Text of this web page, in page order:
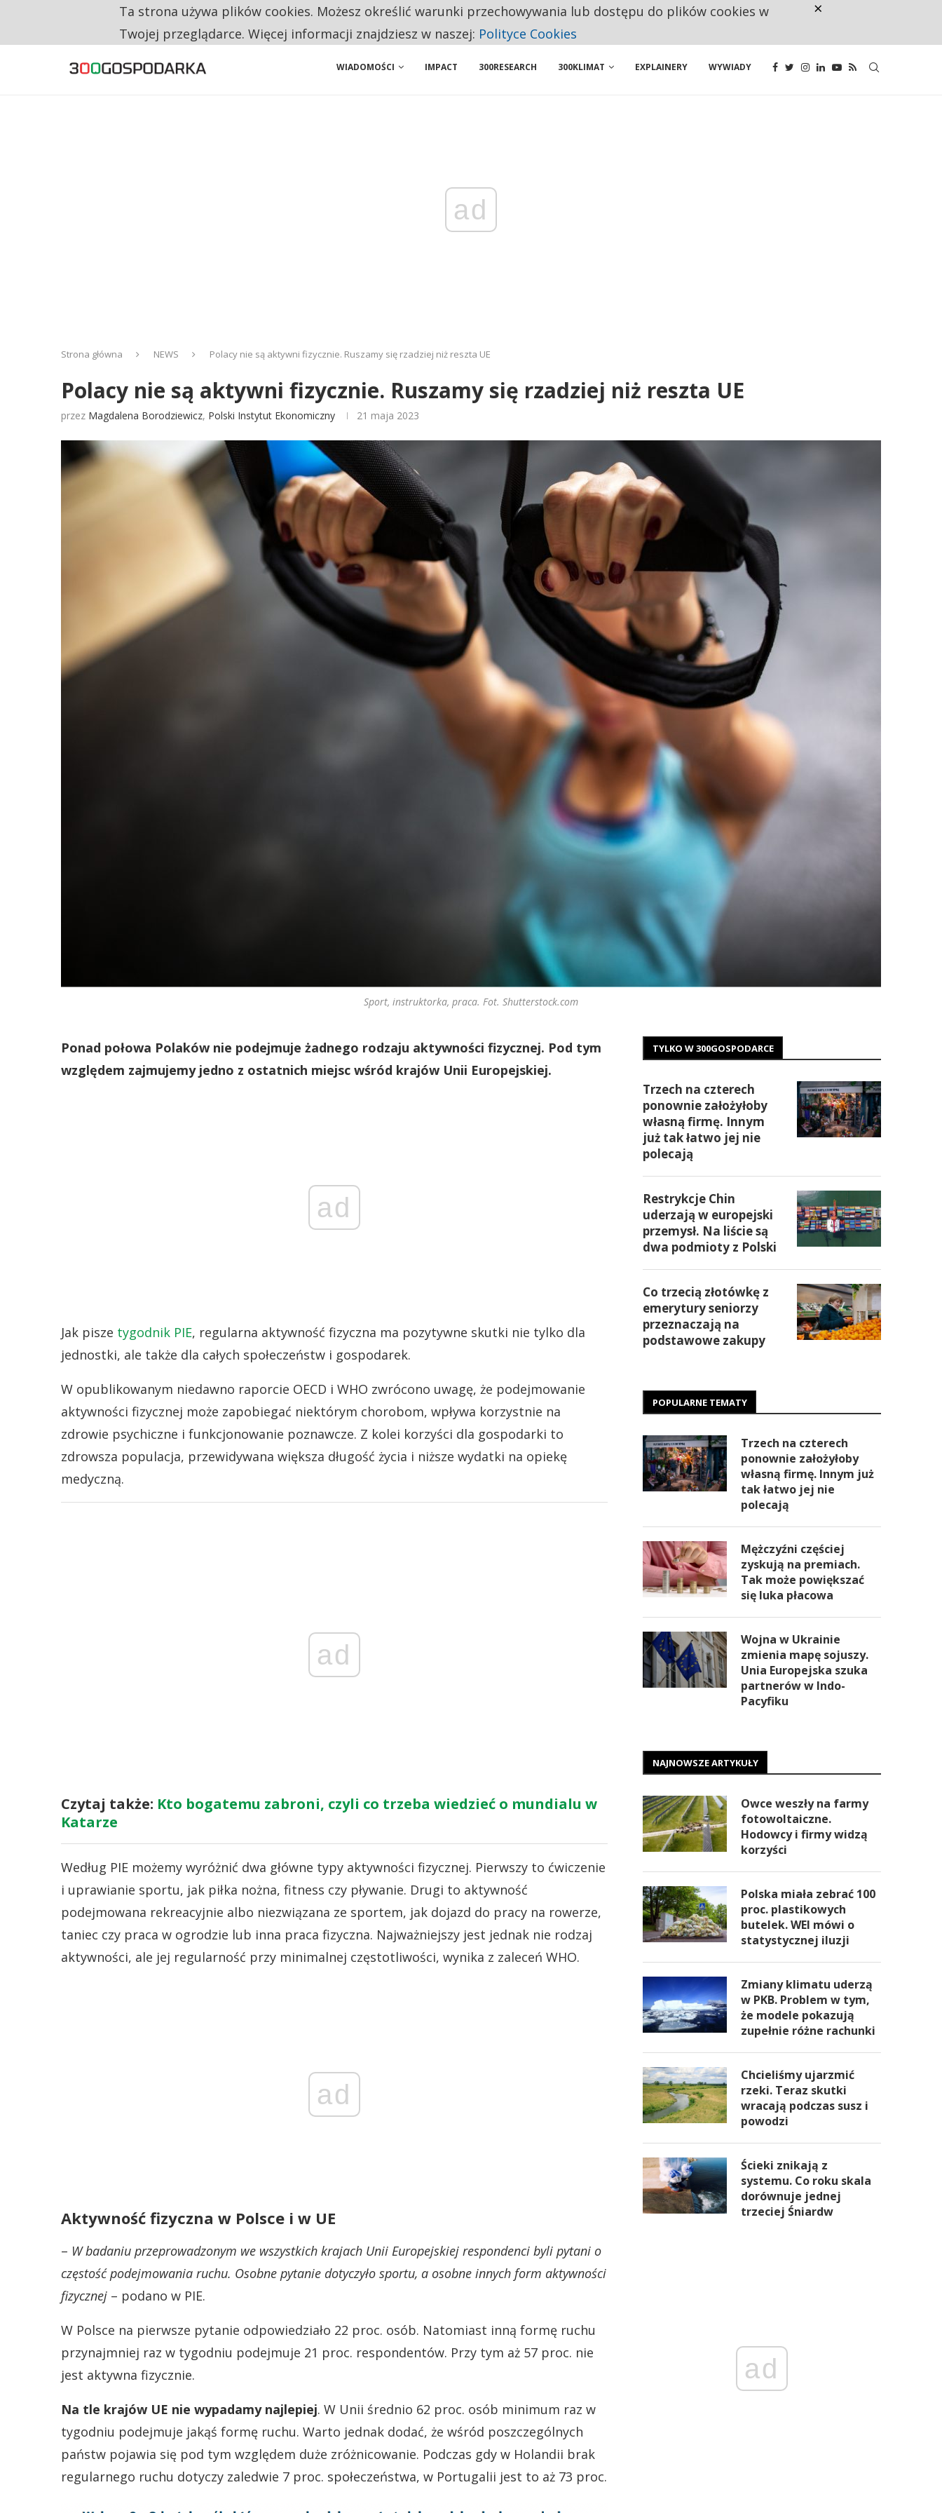
CO TRZECIĄ ZŁOTÓWKĘ Z EMERYTURY SENIORZY PRZEZNACZAJĄ NA PODSTAWOWE ZAKUPY
WIADOMOŚCI IMPACT 300RESEARCH 300KLIMAT EXPLAINERY WYWIADY
ad
Strona główna NEWS Polacy nie są aktywni fizycznie. Ruszamy się rzadziej niż reszta UE
Polacy nie są aktywni fizycznie. Ruszamy się rzadziej niż reszta UE
przez Magdalena Borodziewicz, Polski Instytut Ekonomiczny 21 maja 2023
Sport, instruktorka, praca. Fot. Shutterstock.com
Ponad połowa Polaków nie podejmuje żadnego rodzaju aktywności fizycznej. Pod tym
względem zajmujemy jedno z ostatnich miejsc wśród krajów Unii Europejskiej.
ad
Jak pisze tygodnik PIE, regularna aktywność fizyczna ma pozytywne skutki nie tylko dla
jednostki, ale także dla całych społeczeństw i gospodarek.
W opublikowanym niedawno raporcie OECD i WHO zwrócono uwagę, że podejmowanie
aktywności fizycznej może zapobiegać niektórym chorobom, wpływa korzystnie na
zdrowie psychiczne i funkcjonowanie poznawcze. Z kolei korzyści dla gospodarki to
zdrowsza populacja, przewidywana większa długość życia i niższe wydatki na opiekę
medyczną.
ad
Czytaj także: Kto bogatemu zabroni, czyli co trzeba wiedzieć o mundialu w
Katarze
Według PIE możemy wyróżnić dwa główne typy aktywności fizycznej. Pierwszy to ćwiczenie
i uprawianie sportu, jak piłka nożna, fitness czy pływanie. Drugi to aktywność
podejmowana rekreacyjnie albo niezwiązana ze sportem, jak dojazd do pracy na rowerze,
taniec czy praca w ogrodzie lub inna praca fizyczna. Najważniejszy jest jednak nie rodzaj
aktywności, ale jej regularność przy minimalnej częstotliwości, wynika z zaleceń WHO.
ad
Aktywność fizyczna w Polsce i w UE
– W badaniu przeprowadzonym we wszystkich krajach Unii Europejskiej respondenci byli pytani o
częstość podejmowania ruchu. Osobne pytanie dotyczyło sportu, a osobne innych form aktywności
fizycznej – podano w PIE.
W Polsce na pierwsze pytanie odpowiedziało 22 proc. osób. Natomiast inną formę ruchu
przynajmniej raz w tygodniu podejmuje 21 proc. respondentów. Przy tym aż 57 proc. nie
jest aktywna fizycznie.
Na tle krajów UE nie wypadamy najlepiej. W Unii średnio 62 proc. osób minimum raz w
tygodniu podejmuje jakąś formę ruchu. Warto jednak dodać, że wśród poszczególnych
państw pojawia się pod tym względem duże zróżnicowanie. Podczas gdy w Holandii brak
regularnego ruchu dotyczy zaledwie 7 proc. społeczeństwa, w Portugalii jest to aż 73 proc.
TYLKO W 300GOSPODARCE
Trzech na czterech
ponownie założyłoby
własną firmę. Innym
już tak łatwo jej nie
polecają
Restrykcje Chin
uderzają w europejski
przemysł. Na liście są
dwa podmioty z Polski
Co trzecią złotówkę z
emerytury seniorzy
przeznaczają na
podstawowe zakupy
POPULARNE TEMATY
Trzech na czterech
ponownie założyłoby
własną firmę. Innym już
tak łatwo jej nie
polecają
Mężczyźni częściej
zyskują na premiach.
Tak może powiększać
się luka płacowa
Wojna w Ukrainie
zmienia mapę sojuszy.
Unia Europejska szuka
partnerów w Indo-
Pacyfiku
NAJNOWSZE ARTYKUŁY
Owce weszły na farmy
fotowoltaiczne.
Hodowcy i firmy widzą
korzyści
Polska miała zebrać 100
proc. plastikowych
butelek. WEI mówi o
statystycznej iluzji
Zmiany klimatu uderzą
w PKB. Problem w tym,
że modele pokazują
zupełnie różne rachunki
Chcieliśmy ujarzmić
rzeki. Teraz skutki
wracają podczas susz i
powodzi
Ścieki znikają z
systemu. Co roku skala
dorównuje jednej
trzeciej Śniardw
ad
Ta strona używa plików cookies. Możesz określić warunki przechowywania lub dostępu do plików cookies w
Twojej przeglądarce. Więcej informacji znajdziesz w naszej: Polityce Cookies
×